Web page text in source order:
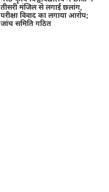
तीसरी मंजिल से लगाई छलांग,
परीक्षा विवाद का लगाया आरोप;
जांच समिति गठित